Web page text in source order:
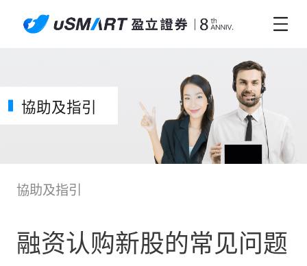
協助及指引
協助及指引
融资认购新股的常见问题